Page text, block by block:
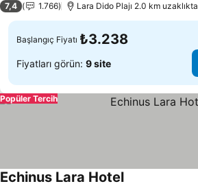
7,4 1.766 Lara Dido Plajı 2.0 km uzaklıkta
Başlangıç Fiyatı ₺3.238
Fiyatları görün: 9 site
Popüler Tercih
Echinus Lara Hotel